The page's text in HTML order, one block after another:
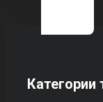
Категории